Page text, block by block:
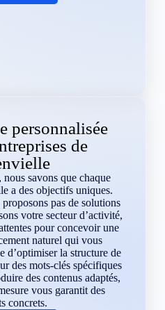
personnalisée
de
savons que chaque
a des objectifs uniques.
pas de solutions
votre secteur d’activité,
pour concevoir une
naturel qui vous
d’optimiser la structure de
des mots-clés spécifiques
des contenus adaptés,
vous garantit des
concrets.